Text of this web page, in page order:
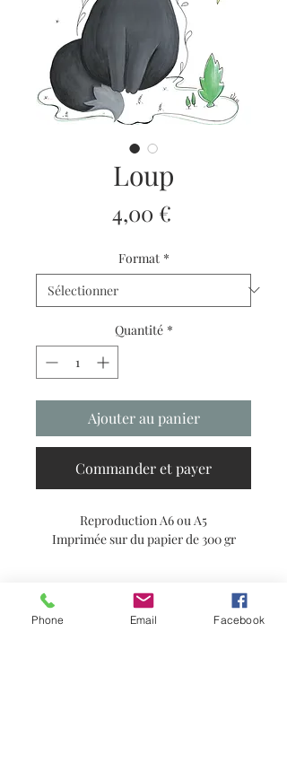
Loup
4,00 €Prix
Format *
Quantité *
Ajouter au panier
Commander et payer
Reproduction A6 ou A5
Imprimée sur du papier de 300 gr
Phone Email Facebook